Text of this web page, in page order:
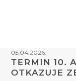
05.04.2026.
TERMIN 10.
OTKAZUJE